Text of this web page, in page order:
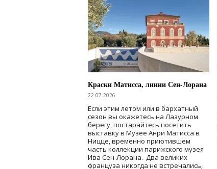
Краски Матисса, линии Сен-Лорана
22.07.2026
Если этим летом или в бархатный
сезон вы окажетесь на Лазурном
берегу, постарайтесь посетить
выставку в Музее Анри Матисса в
Ницце, временно приютившем
часть коллекции парижского музея
Ива Сен-Лорана. Два великих
француза никогда не встречались,